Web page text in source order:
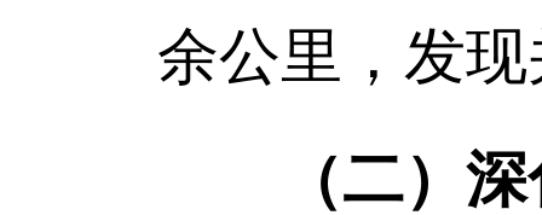
余公里，发
（二）